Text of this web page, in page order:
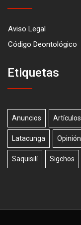
Aviso Legal
Código Deontológico
Etiquetas
Anuncios Artículos
Latacunga Opinión
Saquisilí Sigchos